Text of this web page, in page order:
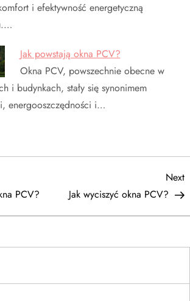
i efektywność energetyczną
Jak powstają okna PCV?
Okna PCV, powszechnie obecne w
i budynkach, stały się synonimem
energooszczędności i…
PCV?
Next
Jak wyciszyć okna PCV?